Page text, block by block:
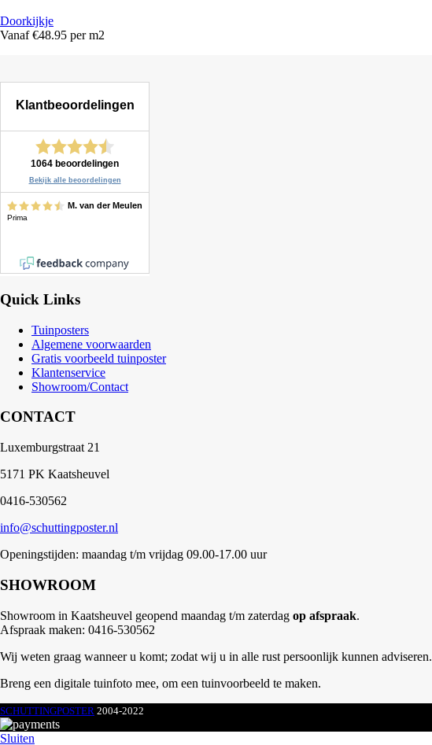
Doorkijkje
Vanaf €48.95 per m2
Quick Links
Tuinposters
Algemene voorwaarden
Gratis voorbeeld tuinposter
Klantenservice
Showroom/Contact
CONTACT
Luxemburgstraat 21
5171 PK Kaatsheuvel
0416-530562
info@schuttingposter.nl
Openingstijden: maandag t/m vrijdag 09.00-17.00 uur
SHOWROOM
Showroom in Kaatsheuvel geopend maandag t/m zaterdag op afspraak.
Afspraak maken: 0416-530562
Wij weten graag wanneer u komt; zodat wij u in alle rust persoonlijk kunnen adviseren.
Breng een digitale tuinfoto mee, om een tuinvoorbeeld te maken.
SCHUTTINGPOSTER 2004-2022
Sluiten